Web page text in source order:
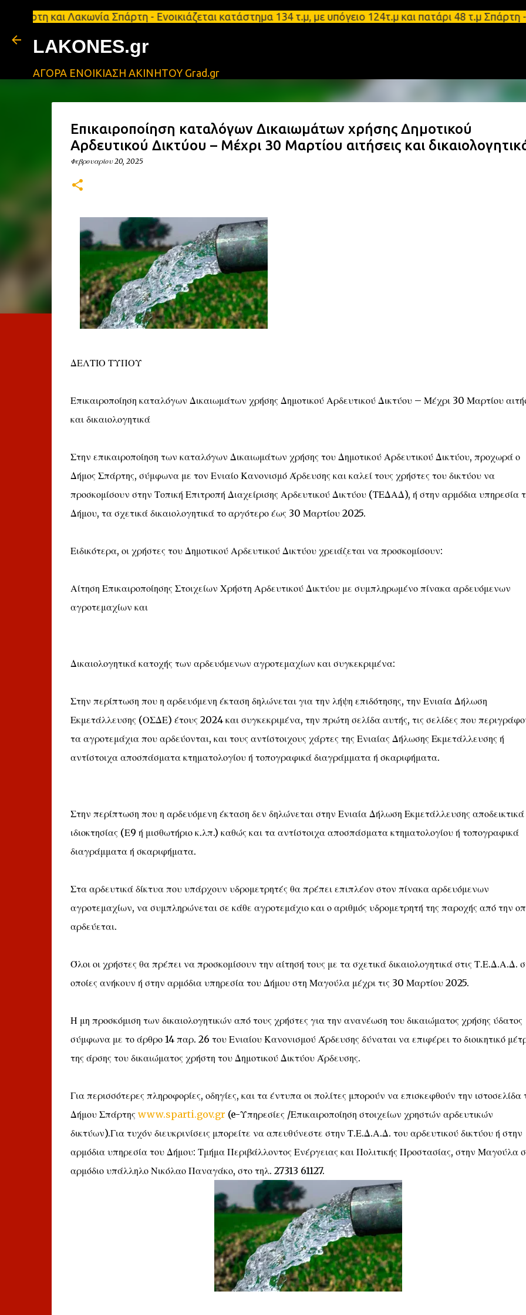
Μετάβαση στο κύριο περιεχόμενο
Λακωνία Σπάρτη - Ενοικιάζεται κατάστημα 134 τ.μ, με υπόγειο 124τ.μ και πατάρι 48 τ.μ
LAKONES.gr
ΑΓΟΡΑ ΕΝΟΙΚΙΑΣΗ ΑΚΙΝΗΤΟΥ Grad.gr
Επικαιροποίηση καταλόγων Δικαιωμάτων χρήσης Δημοτικού
Αρδευτικού Δικτύου – Μέχρι 30 Μαρτίου αιτήσεις και
Φεβρουαρίου 20, 2025
ΔΕΛΤΙΟ ΤΥΠΟΥ
Επικαιροποίηση καταλόγων Δικαιωμάτων χρήσης Δημοτικού Αρδευτικού Δικτύου – Μέχρι 30 Μαρτίου
και δικαιολογητικά
Στην επικαιροποίηση των καταλόγων Δικαιωμάτων χρήσης του Δημοτικού Αρδευτικού Δικτύου, προχωρά ο
Δήμος Σπάρτης, σύμφωνα με τον Ενιαίο Κανονισμό Άρδευσης και καλεί τους χρήστες του δικτύου να
προσκομίσουν στην Τοπική Επιτροπή Διαχείρισης Αρδευτικού Δικτύου (ΤΕΔΑΔ), ή στην αρμόδια υπηρεσία
Δήμου, τα σχετικά δικαιολογητικά το αργότερο έως 30 Μαρτίου 2025.
Ειδικότερα, οι χρήστες του Δημοτικού Αρδευτικού Δικτύου χρειάζεται να προσκομίσουν:
Αίτηση Επικαιροποίησης Στοιχείων Χρήστη Αρδευτικού Δικτύου με συμπληρωμένο πίνακα αρδευόμενων
αγροτεμαχίων και
Δικαιολογητικά κατοχής των αρδευόμενων αγροτεμαχίων και συγκεκριμένα:
Στην περίπτωση που η αρδευόμενη έκταση δηλώνεται για την λήψη επιδότησης, την Ενιαία Δήλωση
Εκμετάλλευσης (ΟΣΔΕ) έτους 2024 και συγκεκριμένα, την πρώτη σελίδα αυτής, τις σελίδες που
τα αγροτεμάχια που αρδεύονται, και τους αντίστοιχους χάρτες της Ενιαίας Δήλωσης Εκμετάλλευσης ή
αντίστοιχα αποσπάσματα κτηματολογίου ή τοπογραφικά διαγράμματα ή σκαριφήματα.
Στην περίπτωση που η αρδευόμενη έκταση δεν δηλώνεται στην Ενιαία Δήλωση Εκμετάλλευσης αποδεικτικά
ιδιοκτησίας (Ε9 ή μισθωτήριο κ.λπ.) καθώς και τα αντίστοιχα αποσπάσματα κτηματολογίου ή τοπογραφικά
διαγράμματα ή σκαριφήματα.
Στα αρδευτικά δίκτυα που υπάρχουν υδρομετρητές θα πρέπει επιπλέον στον πίνακα αρδευόμενων
αγροτεμαχίων, να συμπληρώνεται σε κάθε αγροτεμάχιο και ο αριθμός υδρομετρητή της παροχής από την
αρδεύεται.
Όλοι οι χρήστες θα πρέπει να προσκομίσουν την αίτησή τους με τα σχετικά δικαιολογητικά στις Τ.Ε.Δ.Α.Δ.
οποίες ανήκουν ή στην αρμόδια υπηρεσία του Δήμου στη Μαγούλα μέχρι τις 30 Μαρτίου 2025.
Η μη προσκόμιση των δικαιολογητικών από τους χρήστες για την ανανέωση του δικαιώματος χρήσης ύδατος
σύμφωνα με το άρθρο 14 παρ. 26 του Ενιαίου Κανονισμού Άρδευσης δύναται να επιφέρει το διοικητικό
της άρσης του δικαιώματος χρήστη του Δημοτικού Δικτύου Άρδευσης.
Για περισσότερες πληροφορίες, οδηγίες, και τα έντυπα οι πολίτες μπορούν να επισκεφθούν την ιστοσελίδα
Δήμου Σπάρτης www.sparti.gov.gr (e-Υπηρεσίες /Επικαιροποίηση στοιχείων χρηστών αρδευτικών
δικτύων).Για τυχόν διευκρινίσεις μπορείτε να απευθύνεστε στην Τ.Ε.Δ.Α.Δ. του αρδευτικού δικτύου ή στην
αρμόδια υπηρεσία του Δήμου: Τμήμα Περιβάλλοντος Ενέργειας και Πολιτικής Προστασίας, στην Μαγούλα
αρμόδιο υπάλληλο Νικόλαο Παναγάκο, στο τηλ. 27313 61127.